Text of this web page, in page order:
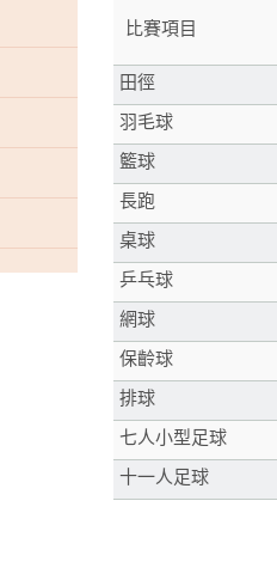
比賽項目
田徑
羽毛球
籃球
長跑
桌球
乒乓球
網球
保齡球
排球
七人小型足球
十一人足球